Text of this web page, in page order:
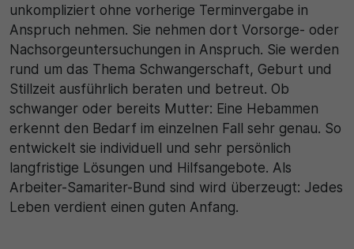
unkompliziert ohne vorherige Terminvergabe in
Anspruch nehmen. Sie nehmen dort Vorsorge- oder
Nachsorgeuntersuchungen in Anspruch. Sie werden
rund um das Thema Schwangerschaft, Geburt und
Stillzeit ausführlich beraten und betreut. Ob
schwanger oder bereits Mutter: Eine Hebammen
erkennt den Bedarf im einzelnen Fall sehr genau. So
entwickelt sie individuell und sehr persönlich
langfristige Lösungen und Hilfsangebote. Als
Arbeiter-Samariter-Bund sind wird überzeugt: Jedes
Leben verdient einen guten Anfang.